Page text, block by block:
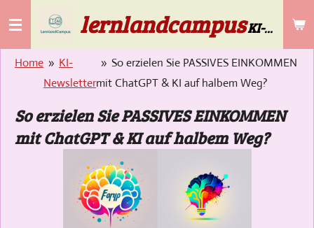
Zum
Hauptinhalt
springen
lernlandcampusKI-Lösungen für die Gebäudereinigung & Selbstständige ab 50
Home » KI-
Newsletter
» So erzielen Sie PASSIVES EINKOMMEN
mit ChatGPT & KI auf halbem Weg?
So erzielen Sie PASSIVES EINKOMMEN
mit ChatGPT & KI auf halbem Weg?